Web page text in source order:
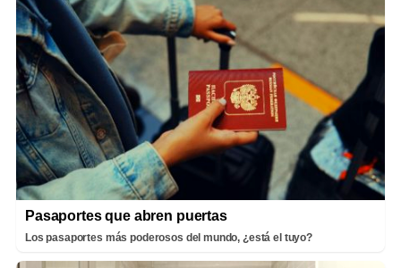
Pasaportes que abren puertas
Los pasaportes más poderosos del mundo, ¿está el tuyo?